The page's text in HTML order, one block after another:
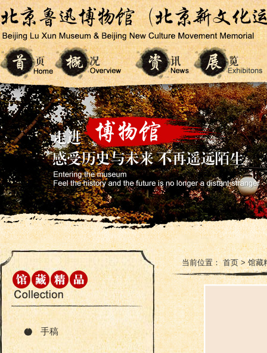
手稿
当前位置：首页>馆藏